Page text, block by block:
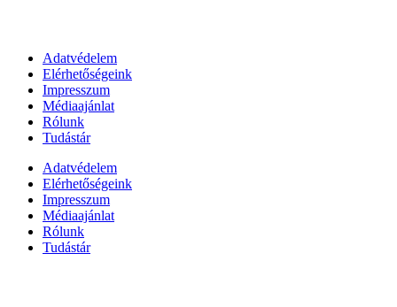
Adatvédelem
Elérhetőségeink
Impresszum
Médiaajánlat
Rólunk
Tudástár
Adatvédelem
Elérhetőségeink
Impresszum
Médiaajánlat
Rólunk
Tudástár